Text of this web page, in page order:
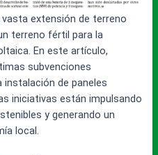
extensión de terreno
terreno fértil para la
En este artículo,
subvenciones
instalación de paneles
iniciativas están impulsando
y generando un
local.